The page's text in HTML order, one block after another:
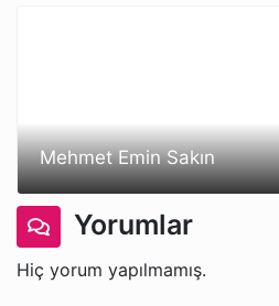
Mehmet Emin Sakın
Yorumlar
Hiç yorum yapılmamış.